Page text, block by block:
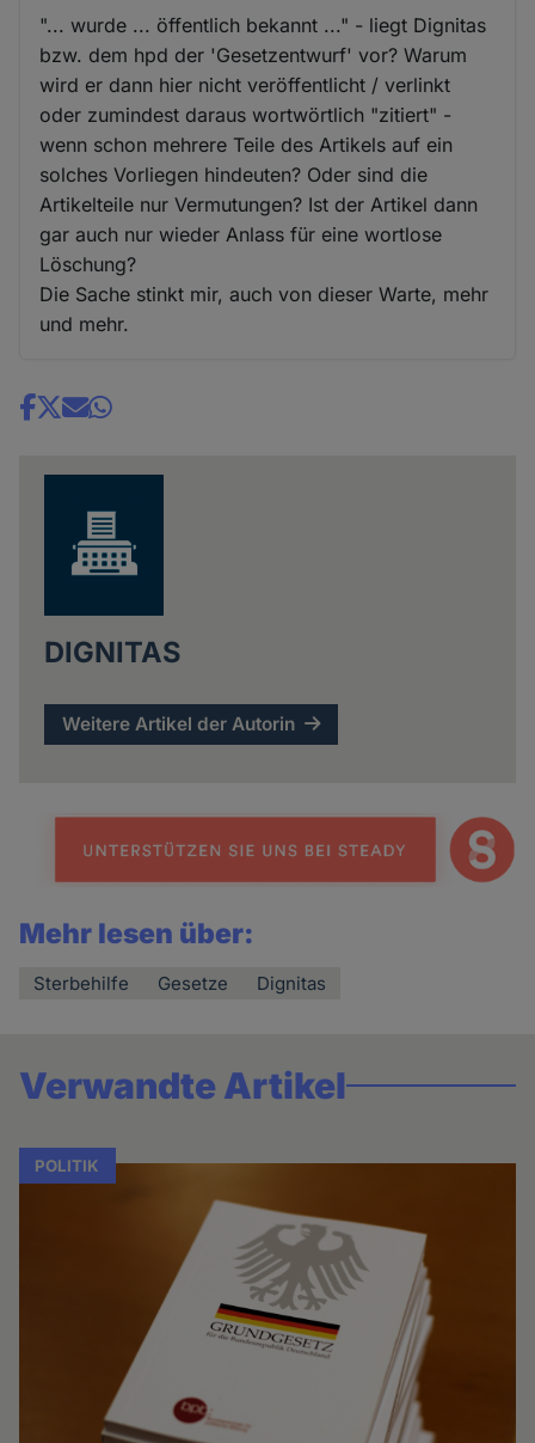
"... wurde ... öffentlich bekannt ..." - liegt Dignitas
bzw. dem hpd der 'Gesetzentwurf' vor? Warum
wird er dann hier nicht veröffentlicht / verlinkt
oder zumindest daraus wortwörtlich "zitiert" -
wenn schon mehrere Teile des Artikels auf ein
solches Vorliegen hindeuten? Oder sind die
Artikelteile nur Vermutungen? Ist der Artikel dann
gar auch nur wieder Anlass für eine wortlose
Löschung?
Die Sache stinkt mir, auch von dieser Warte, mehr
und mehr.
Share
DIGNITAS
Weitere Artikel der Autorin
Mehr lesen über:
Sterbehilfe Gesetze Dignitas
Verwandte Artikel
POLITIK